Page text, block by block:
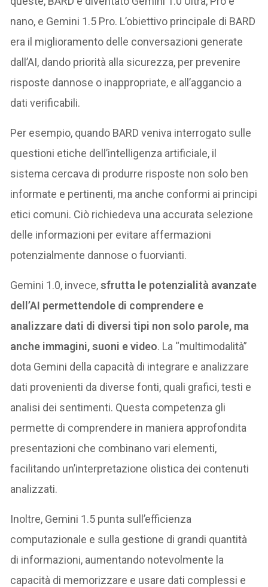
nano, e Gemini 1.5 Pro. L’obiettivo principale di BARD
era il miglioramento delle conversazioni generate
dall’AI, dando priorità alla sicurezza, per prevenire
risposte dannose o inappropriate, e all’aggancio a
dati verificabili.
Per esempio, quando BARD veniva interrogato sulle
questioni etiche dell’intelligenza artificiale, il
sistema cercava di produrre risposte non solo ben
informate e pertinenti, ma anche conformi ai principi
etici comuni. Ciò richiedeva una accurata selezione
delle informazioni per evitare affermazioni
potenzialmente dannose o fuorvianti.
Gemini 1.0, invece,sfrutta le potenzialità avanzate
dell’AI permettendole di comprendere e
analizzare dati di diversi tipi non solo parole, ma
anche immagini, suoni e video. La “multimodalità”
dota Gemini della capacità di integrare e analizzare
dati provenienti da diverse fonti, quali grafici, testi e
analisi dei sentimenti. Questa competenza gli
permette di comprendere in maniera approfondita
presentazioni che combinano vari elementi,
facilitando un’interpretazione olistica dei contenuti
analizzati.
Inoltre, Gemini 1.5 punta sull’efficienza
computazionale e sulla gestione di grandi quantità
di informazioni, aumentando notevolmente la
capacità di memorizzare e usare dati complessi e